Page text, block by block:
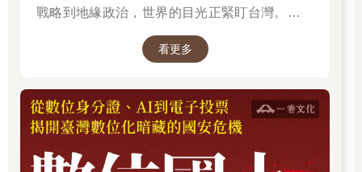
戰略到地緣政治，世界的目光正緊盯台灣。我們
看更多